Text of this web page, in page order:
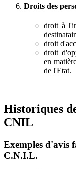
Droits des
droit à
droit
droit
en
de l'Etat.
Historiques
CNIL
Exemples d'avis
C.N.I.L.